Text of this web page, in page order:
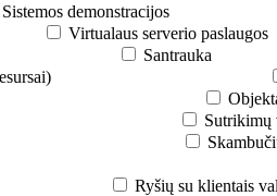
Sistemos demonstracijos
Virtualaus serverio paslaugos
Santrauka
Sutrikimų
Ryšių su klientais